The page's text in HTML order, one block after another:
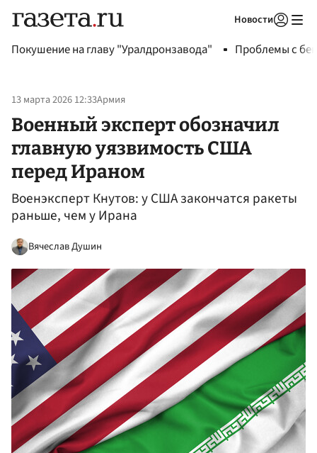
Новости
Покушение на главу "Уралдронзавода" Проблемы с
13 марта 2026 12:33Армия
Военный эксперт обозначил
главную уязвимость США
перед Ираном
Военэксперт Кнутов: у США закончатся ракеты
раньше, чем у Ирана
Вячеслав Душин